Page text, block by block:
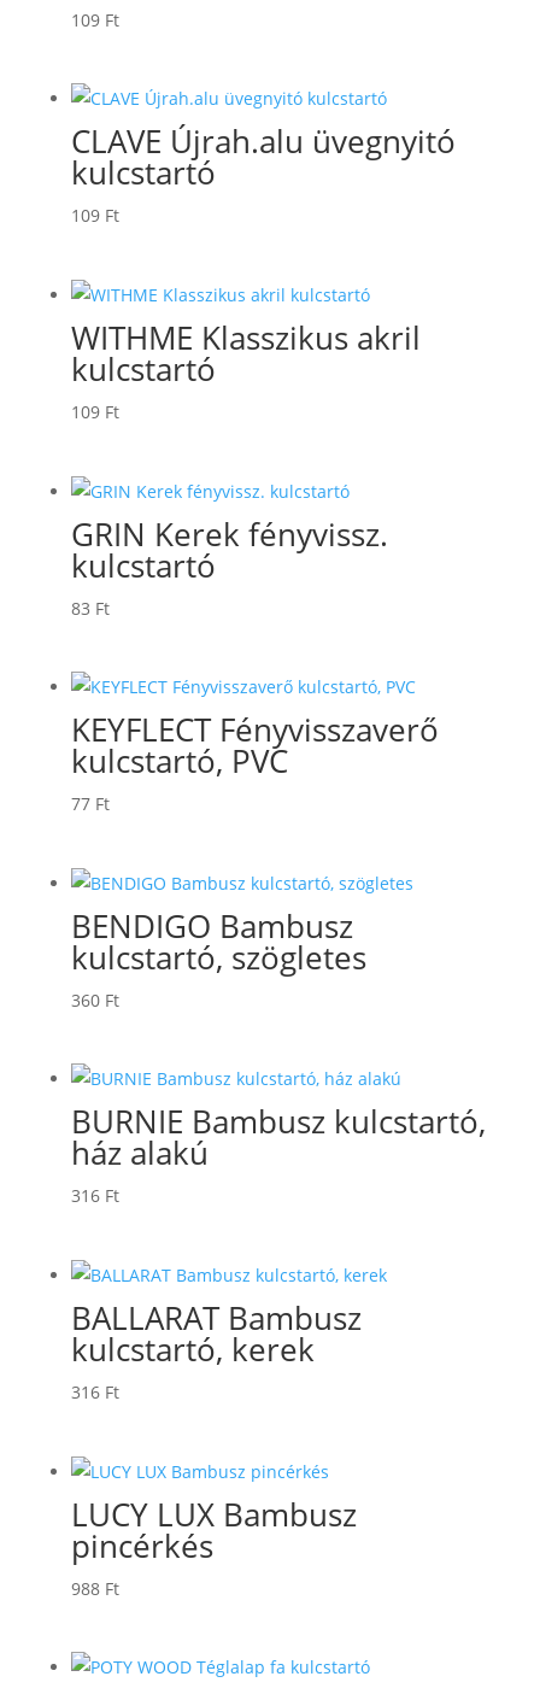
109 Ft
CLAVE Újrah.alu üvegnyitó
kulcstartó
109 Ft
WITHME Klasszikus akril
kulcstartó
109 Ft
GRIN Kerek fényvissz.
kulcstartó
83 Ft
KEYFLECT Fényvisszaverő
kulcstartó, PVC
77 Ft
BENDIGO Bambusz
kulcstartó, szögletes
360 Ft
BURNIE Bambusz kulcstartó,
ház alakú
316 Ft
BALLARAT Bambusz
kulcstartó, kerek
316 Ft
LUCY LUX Bambusz
pincérkés
988 Ft